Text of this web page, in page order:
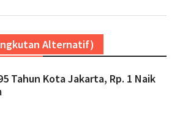
Alternatif)
Tahun Kota Jakarta, Rp. 1 Naik